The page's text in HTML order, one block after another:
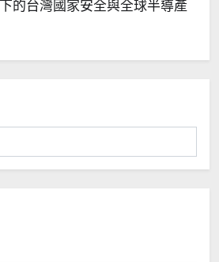
的台灣國家安全與全球半導產